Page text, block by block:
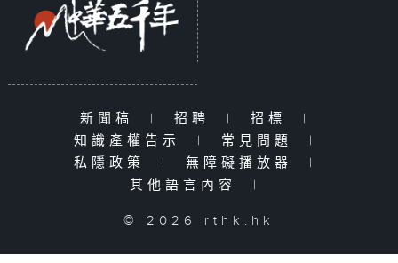
新聞稿 | 招聘 | 招標
|
知識產權告示
| 常見問題
|
私隱政策
| 無障礙播放器
|
其他語言內容
|
© 2026 rthk.hk